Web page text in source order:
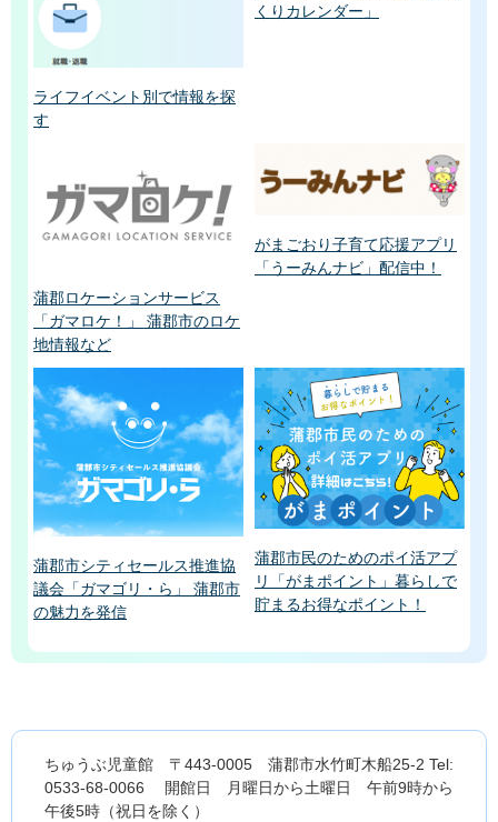
ライフイベント別で情報を探
す
くりカレンダー」
蒲郡ロケーションサービス
「ガマロケ！」 蒲郡市のロケ
地情報など
がまごおり子育て応援アプリ
「うーみんナビ」配信中！
蒲郡市シティセールス推進協
議会「ガマゴリ・ら」 蒲郡市
の魅力を発信
蒲郡市民のためのポイ活アプ
リ「がまポイント」暮らしで
貯まるお得なポイント！
ちゅうぶ児童館 〒443-0005 蒲郡市水竹町木船25-2 Tel:
0533-68-0066 開館日 月曜日から土曜日 午前9時から
午後5時（祝日を除く）